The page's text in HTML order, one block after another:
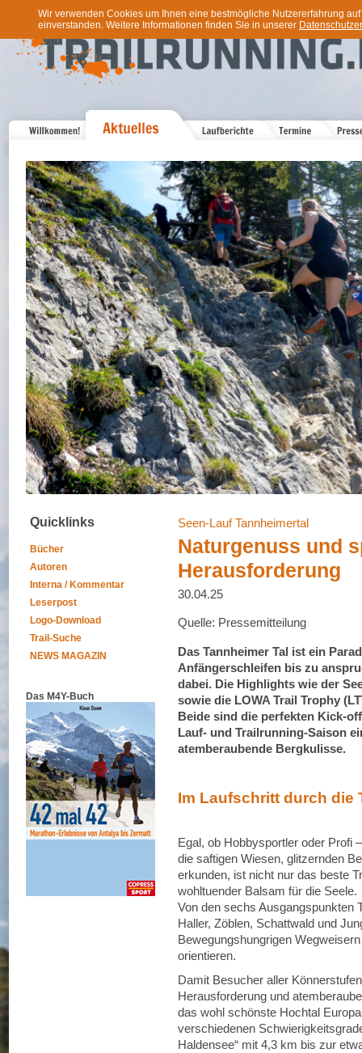
Wir verwenden Cookies um Ihnen eine bestmögliche Nutzererfahrung
einverstanden. Weitere Informationen finden Sie in unserer
Quicklinks
Bücher
Autoren
Interna / Kommentar
Leserpost
Logo-Download
Trail-Suche
NEWS MAGAZIN
Das M4Y-Buch
Seen-Lauf Tannheimertal
Naturgenuss und
Herausforderung
30.04.25
Quelle: Pressemitteilung
Das Tannheimer Tal ist ein
Anfängerschleifen bis zu
dabei. Die Highlights wie der
sowie die LOWA Trail Trophy
Beide sind die perfekten Kick-
Lauf- und Trailrunning-Saison
atemberaubende Bergkulisse.
Im Laufschritt durch die
Egal, ob Hobbysportler oder Profi
die saftigen Wiesen, glitzernden
erkunden, ist nicht nur das beste
wohltuender Balsam für die Seele.
Von den sechs Ausgangspunkten
Haller, Zöblen, Schattwald und
Bewegungshungrigen
orientieren.
Damit Besucher aller
Herausforderung und
das wohl schönste Hochtal
verschiedenen
Haldensee“ mit 4,3 km bis zur